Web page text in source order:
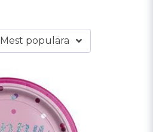
Mest populära